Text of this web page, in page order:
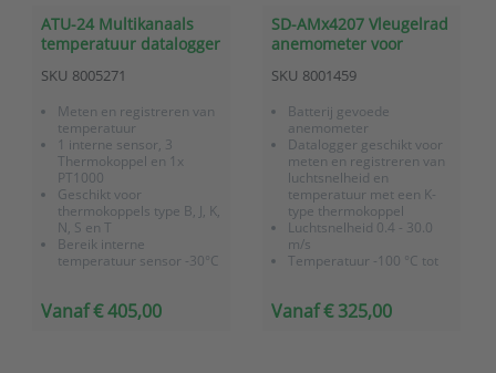
ATU-24 Multikanaals
temperatuur datalogger
SKU 8005271
Meten en registreren van
temperatuur
1 interne sensor, 3
Thermokoppel en 1x
PT1000
Geschikt voor
thermokoppels type B, J, K,
N, S en T
Bereik interne
temperatuur sensor -30°C
temperatuur sensor
Vanaf € 405,00
SD-AMx4207 Vleugelrad
anemometer voor
temperatuur met
datalogger op SD kaart
SKU 8001459
Batterij gevoede
anemometer
Datalogger geschikt voor
meten en registreren van
luchtsnelheid en
temperatuur met een K-
type thermokoppel
Luchtsnelheid 0.4 - 30.0
m/s
Temperatuur -100 °C tot
Meetinterval instelbaar
Vanaf € 325,00